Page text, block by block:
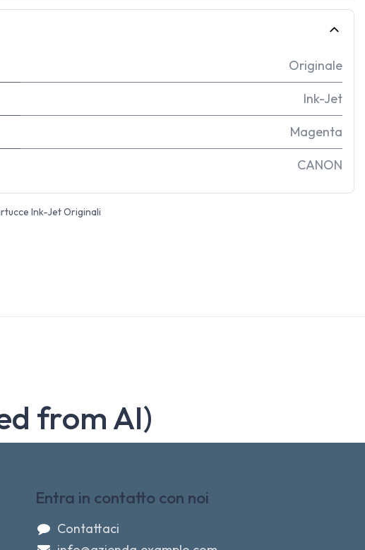
Originale
Ink-Jet
Magenta
CANON
Ink-Jet Originali
from AI)
Entra in contatto con noi
Contattaci